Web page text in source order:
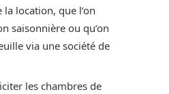
location, que l’on
saisonnière ou qu’on
via une société de
les chambres de